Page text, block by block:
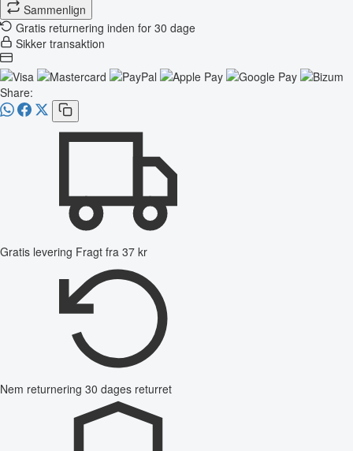
Sammenlign
Gratis returnering inden for 30 dage
Sikker transaktion
Share:
Gratis levering Fragt fra 37 kr
Nem returnering 30 dages returret